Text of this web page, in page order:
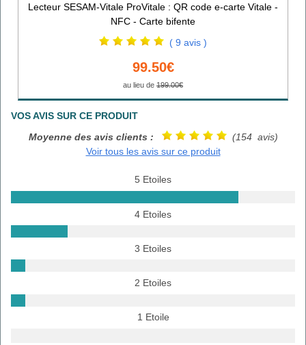
Lecteur SESAM-Vitale ProVitale : QR code e-carte Vitale -
NFC - Carte bifente
( 9 avis )
99.50€
au lieu de 199.00€
VOS AVIS SUR CE PRODUIT
Moyenne des avis clients :
(154 avis)
Voir tous les avis sur ce produit
5 Etoiles
4 Etoiles
3 Etoiles
2 Etoiles
1 Etoile